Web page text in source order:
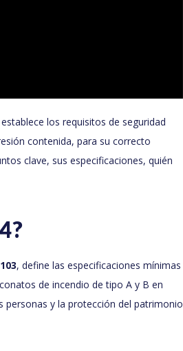
los requisitos de seguridad
contenida, para su correcto
clave, sus especificaciones, quién
, define las especificaciones mínimas
de incendio de tipo A y B en
personas y la protección del patrimonio